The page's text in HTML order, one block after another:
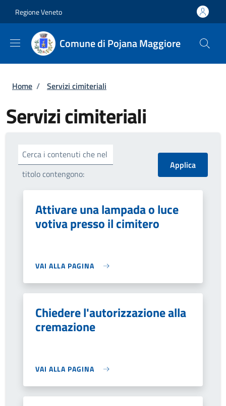
Regione Veneto
Comune di Pojana Maggiore
Briciole di pane
Home / Servizi cimiteriali
Servizi cimiteriali
Cerca i contenuti che nel
titolo contengono:
Attivare una lampada o luce
votiva presso il cimitero
VAI ALLA PAGINA
Chiedere l'autorizzazione alla
cremazione
VAI ALLA PAGINA